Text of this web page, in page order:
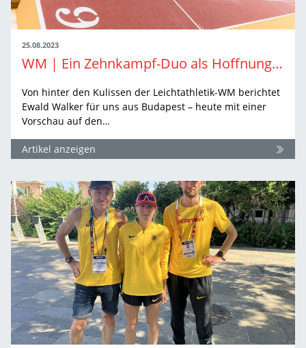
25.08.2023
WM | Ein Zehnkampf-Duo als Hoffnungsträger
Von hinter den Kulissen der Leichtathletik-WM berichtet
Ewald Walker für uns aus Budapest – heute mit einer
Vorschau auf den…
Artikel anzeigen